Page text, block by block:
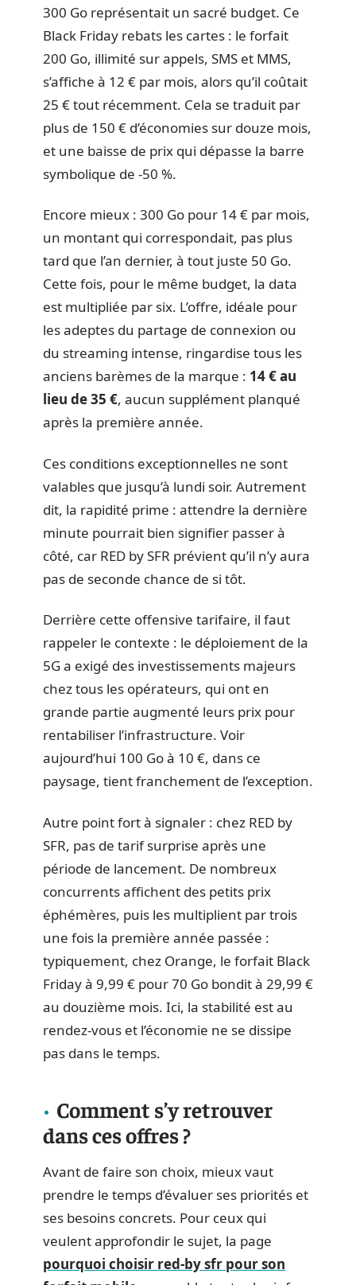
300 Go représentait un sacré budget. Ce
Black Friday rebats les cartes : le forfait
200 Go, illimité sur appels, SMS et MMS,
s’affiche à 12 € par mois, alors qu’il coûtait
25 € tout récemment. Cela se traduit par
plus de 150 € d’économies sur douze mois,
et une baisse de prix qui dépasse la barre
symbolique de -50 %.
Encore mieux : 300 Go pour 14 € par mois,
un montant qui correspondait, pas plus
tard que l’an dernier, à tout juste 50 Go.
Cette fois, pour le même budget, la data
est multipliée par six. L’offre, idéale pour
les adeptes du partage de connexion ou
du streaming intense, ringardise tous les
anciens barèmes de la marque : 14 € au
lieu de 35 €, aucun supplément planqué
après la première année.
Ces conditions exceptionnelles ne sont
valables que jusqu’à lundi soir. Autrement
dit, la rapidité prime : attendre la dernière
minute pourrait bien signifier passer à
côté, car RED by SFR prévient qu’il n’y aura
pas de seconde chance de si tôt.
Derrière cette offensive tarifaire, il faut
rappeler le contexte : le déploiement de la
5G a exigé des investissements majeurs
chez tous les opérateurs, qui ont en
grande partie augmenté leurs prix pour
rentabiliser l’infrastructure. Voir
aujourd’hui 100 Go à 10 €, dans ce
paysage, tient franchement de l’exception.
Autre point fort à signaler : chez RED by
SFR, pas de tarif surprise après une
période de lancement. De nombreux
concurrents affichent des petits prix
éphémères, puis les multiplient par trois
une fois la première année passée :
typiquement, chez Orange, le forfait Black
Friday à 9,99 € pour 70 Go bondit à 29,99 €
au douzième mois. Ici, la stabilité est au
rendez-vous et l’économie ne se dissipe
pas dans le temps.
Comment s’y retrouver
dans ces offres ?
Avant de faire son choix, mieux vaut
prendre le temps d’évaluer ses priorités et
ses besoins concrets. Pour ceux qui
veulent approfondir le sujet, la page
pourquoi choisir red-by sfr pour son